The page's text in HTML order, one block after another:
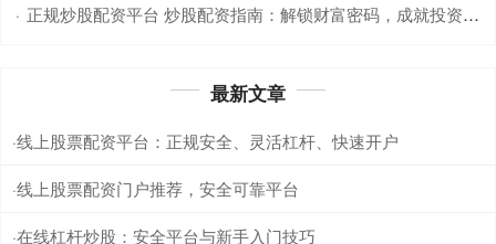
· 正规炒股配资平台 炒股配资指南：解锁财富密码，成就投资梦想
最新文章
·线上股票配资平台：正规安全、灵活杠杆、快速开户
·线上股票配资门户推荐，安全可靠平台
·在线杠杆炒股：安全平台与新手入门技巧